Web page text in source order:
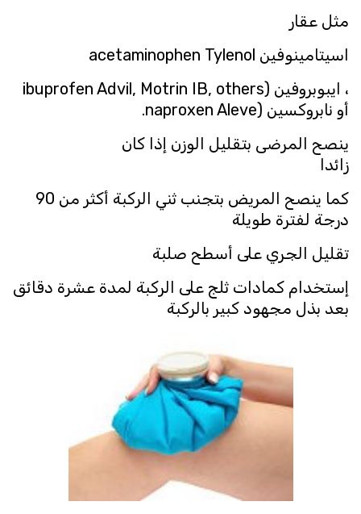
مثل عقار
اسيتامينوفين acetaminophen Tylenol
، ايبوبروفين (ibuprofen Advil, Motrin IB, others
أو نابروكسين (naproxen Aleve.
ينصح المرضى بتقليل الوزن إذا كان
زائدا
كما ينصح المريض بتجنب ثني الركبة أكثر من 90
درجة لفترة طويلة
تقليل الجري على أسطح صلبة
إستخدام كمادات ثلج على الركبة لمدة عشرة دقائق
بعد بذل مجهود كبير بالركبة